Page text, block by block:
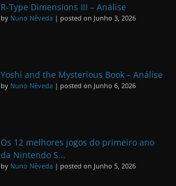
R-Type Dimensions III – Análise
by Nuno Nêveda | posted on Junho 3, 2026
Yoshi and the Mysterious Book – Análise
by Nuno Nêveda | posted on Junho 6, 2026
Os 12 melhores jogos do primeiro ano
da Nintendo S...
by Nuno Nêveda | posted on Junho 5, 2026